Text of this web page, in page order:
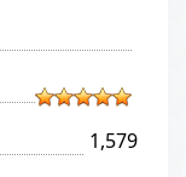
1,579